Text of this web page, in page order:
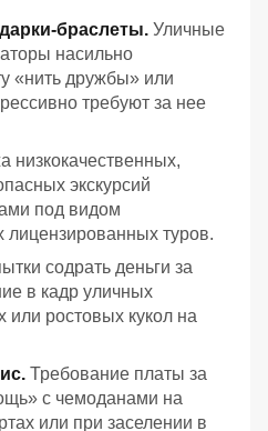
браслеты. Уличные
насильно
«нить дружбы» или
требуют за нее
низкокачественных,
экскурсий
под видом
туров.
содрать деньги за
в кадр уличных
или ростовых кукол на
Требование платы за
с чемоданами на
или при заселении в